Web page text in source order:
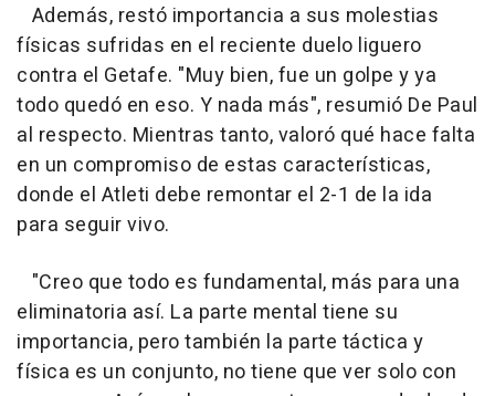
Además, restó importancia a sus molestias
físicas sufridas en el reciente duelo liguero
contra el Getafe. "Muy bien, fue un golpe y ya
todo quedó en eso. Y nada más", resumió De Paul
al respecto. Mientras tanto, valoró qué hace falta
en un compromiso de estas características,
donde el Atleti debe remontar el 2-1 de la ida
para seguir vivo.
"Creo que todo es fundamental, más para una
eliminatoria así. La parte mental tiene su
importancia, pero también la parte táctica y
física es un conjunto, no tiene que ver solo con